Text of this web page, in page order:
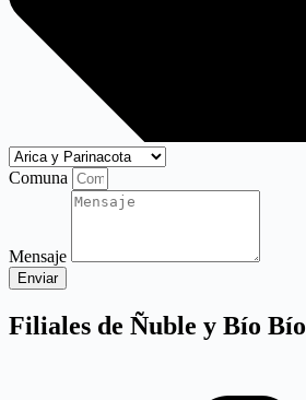
Comuna
Mensaje
Enviar
Filiales de Ñuble y Bío Bío